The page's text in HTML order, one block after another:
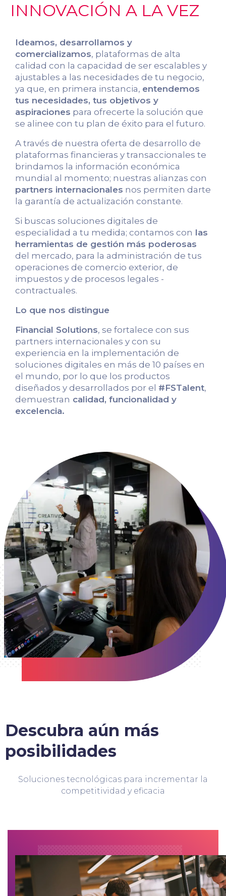
INNOVACIÓN A LA VEZ
Ideamos, desarrollamos y
comercializamos, plataformas de alta
calidad con la capacidad de ser escalables y
ajustables a las necesidades de tu negocio,
ya que, en primera instancia, entendemos
tus necesidades, tus objetivos y
aspiraciones para ofrecerte la solución que
se alinee con tu plan de éxito para el futuro.
A través de nuestra oferta de desarrollo de
plataformas financieras y transaccionales te
brindamos la información económica
mundial al momento; nuestras alianzas con
partners internacionales nos permiten darte
la garantía de actualización constante.
Si buscas soluciones digitales de
especialidad a tu medida; contamos con las
herramientas de gestión más poderosas
del mercado, para la administración de tus
operaciones de comercio exterior, de
impuestos y de procesos legales -
contractuales.
Lo que nos distingue
Financial Solutions, se fortalece con sus
partners internacionales y con su
experiencia en la implementación de
soluciones digitales en más de 10 países en
el mundo, por lo que los productos
diseñados y desarrollados por el #FSTalent,
demuestran calidad, funcionalidad y
excelencia.
Descubra aún más
posibilidades
Soluciones tecnológicas para incrementar la
competitividad y eficacia